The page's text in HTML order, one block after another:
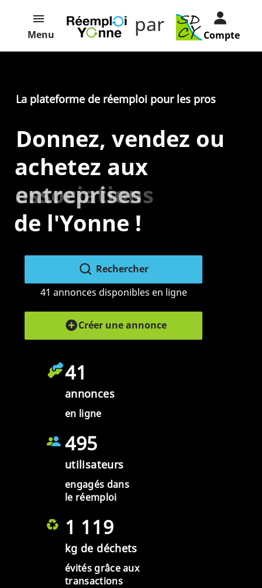
Menu par Compte
La plateforme de réemploi pour les pros
Donnez, vendez ou
achetez aux
entreprises
associations
de l'Yonne !
Rechercher
41 annonces disponibles en ligne
Créer une annonce
41
annonces
en ligne
495
utilisateurs
engagés dans
le réemploi
1 119
kg de déchets
évités grâce aux
transactions